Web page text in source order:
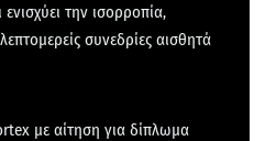
ενισχύει την ισορροπία,
συνεδρίες αισθητά
με αίτηση για δίπλωμα